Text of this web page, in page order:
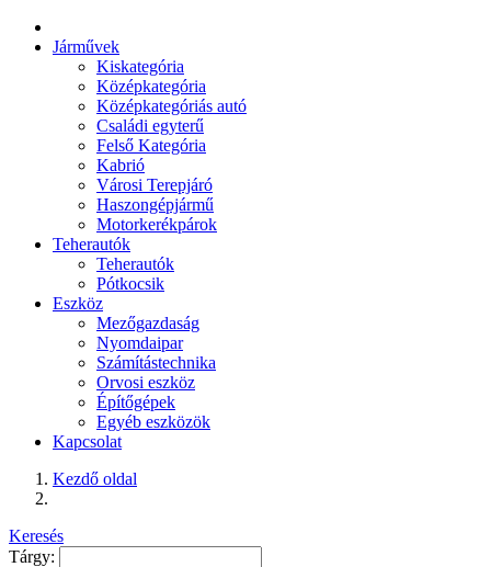
Járművek
Kiskategória
Középkategória
Középkategóriás autó
Családi egyterű
Felső Kategória
Kabrió
Városi Terepjáró
Haszongépjármű
Motorkerékpárok
Teherautók
Teherautók
Pótkocsik
Eszköz
Mezőgazdaság
Nyomdaipar
Számítástechnika
Orvosi eszköz
Építőgépek
Egyéb eszközök
Kapcsolat
Kezdő oldal
Keresés
Tárgy: